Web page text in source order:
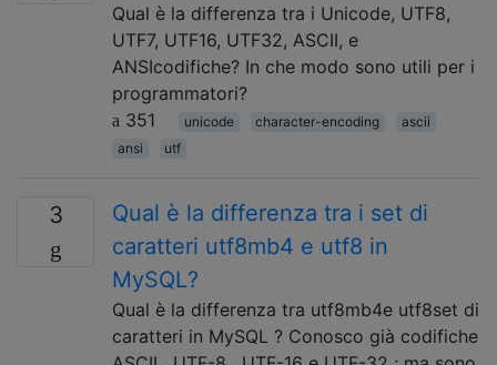
Qual è la differenza tra i Unicode, UTF8,
UTF7, UTF16, UTF32, ASCII, e
ANSIcodifiche? In che modo sono utili per i
programmatori?
351
unicode character-encoding
ascii
ansi
utf
3
Qual è la differenza tra i set di
caratteri utf8mb4 e utf8 in
MySQL?
Qual è la differenza tra utf8mb4e utf8set di
caratteri in MySQL ? Conosco già codifiche